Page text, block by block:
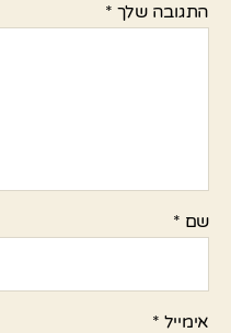
התגובה שלך *
שם *
אימייל *